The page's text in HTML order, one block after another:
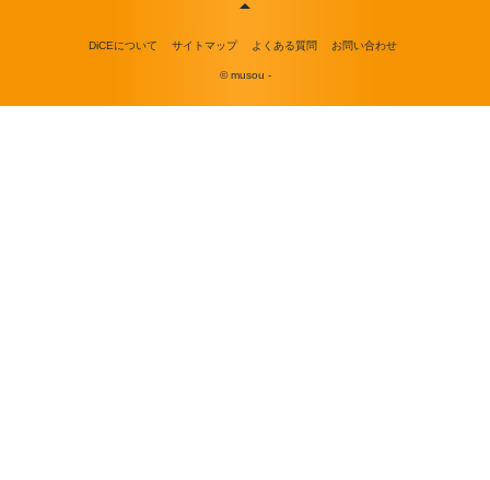
DiCEについて サイトマップ よくある質問 お問い合わせ
© musou -